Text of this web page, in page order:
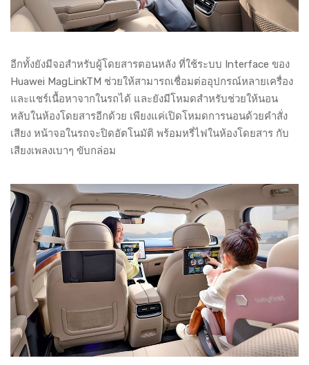
อีกทั้งยังมีจอสำหรับผู้โดยสารตอนหลัง ที่ใช้ระบบ Interface ของ
Huawei MagLinkTM ช่วยให้สามารถเชื่อมต่ออุปกรณ์หลายเครื่อง
และแชร์เนื้อหาจากในรถได้ และยังมีโหมดสำหรับช่วยให้นอน
หลับในห้องโดยสารอีกด้วย เพียงแค่เปิดโหมดการนอนด้วยคำสั่ง
เสียง หน้าจอในรถจะปิดอัตโนมัติ พร้อมหรี่ไฟในห้องโดยสาร กับ
เสียงเพลงเบาๆ ขับกล่อม